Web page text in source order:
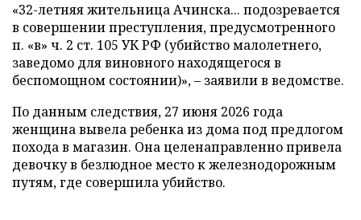
«32-летняя жительница Ачинска... подозревается
в совершении преступления, предусмотренного
п. «в» ч. 2 ст. 105 УК РФ (убийство малолетнего,
заведомо для виновного находящегося в
беспомощном состоянии)», – заявили в ведомстве.
По данным следствия, 27 июня 2026 года
женщина вывела ребенка из дома под предлогом
похода в магазин. Она целенаправленно привела
девочку в безлюдное место к железнодорожным
путям, где совершила убийство.